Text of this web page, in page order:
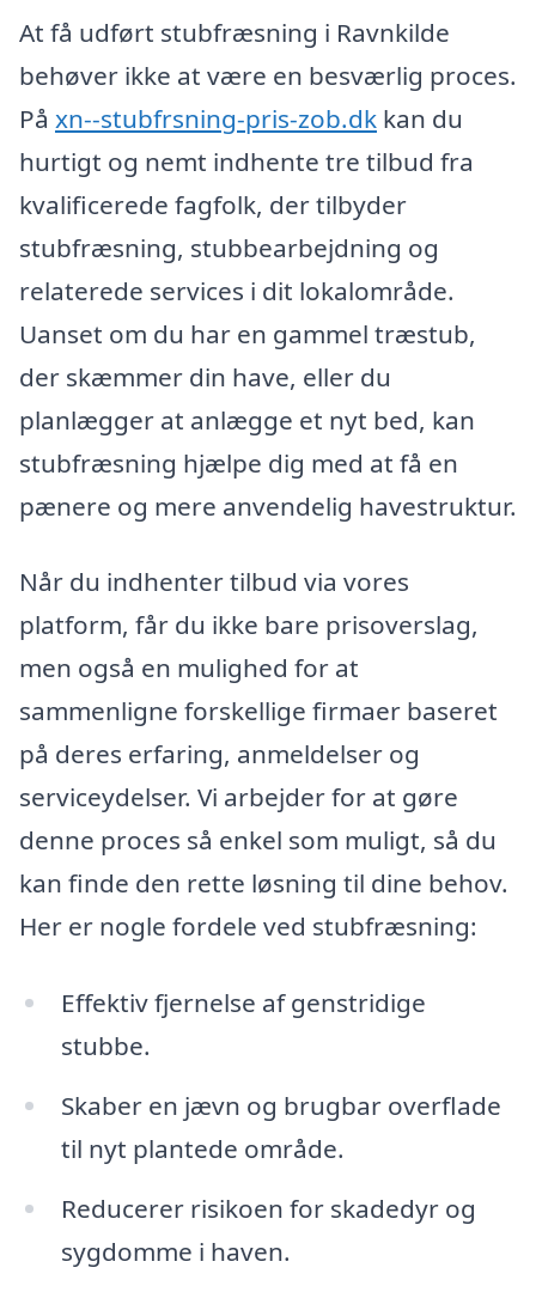
At få udført stubfræsning i Ravnkilde
behøver ikke at være en besværlig proces.
På xn--stubfrsning-pris-zob.dk kan du
hurtigt og nemt indhente tre tilbud fra
kvalificerede fagfolk, der tilbyder
stubfræsning, stubbearbejdning og
relaterede services i dit lokalområde.
Uanset om du har en gammel træstub,
der skæmmer din have, eller du
planlægger at anlægge et nyt bed, kan
stubfræsning hjælpe dig med at få en
pænere og mere anvendelig havestruktur.
Når du indhenter tilbud via vores
platform, får du ikke bare prisoverslag,
men også en mulighed for at
sammenligne forskellige firmaer baseret
på deres erfaring, anmeldelser og
serviceydelser. Vi arbejder for at gøre
denne proces så enkel som muligt, så du
kan finde den rette løsning til dine behov.
Her er nogle fordele ved stubfræsning:
Effektiv fjernelse af genstridige
stubbe.
Skaber en jævn og brugbar overflade
til nyt plantede område.
Reducerer risikoen for skadedyr og
sygdomme i haven.